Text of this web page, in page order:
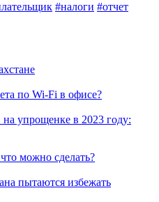
#налоги #отчет
по Wi-Fi в офисе?
упрощенке в 2023 году:
можно сделать?
пытаются избежать